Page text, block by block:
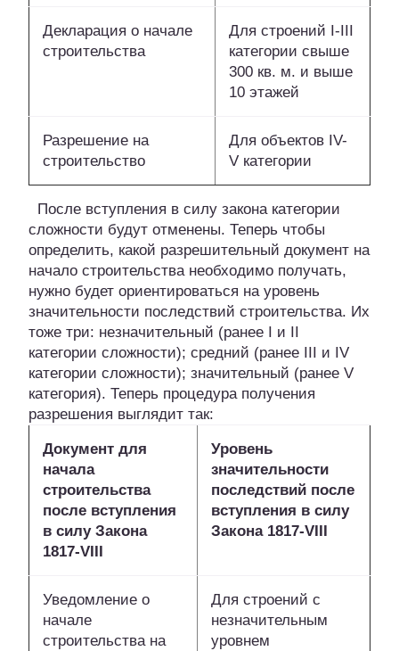
Декларация о начале
строительства
Для строений I-III
категории свыше
300 кв. м. и выше
10 этажей
Разрешение на
строительство
Для объектов IV-
V категории
После вступления в силу закона категории
сложности будут отменены. Теперь чтобы
определить, какой разрешительный документ на
начало строительства необходимо получать,
нужно будет ориентироваться на уровень
значительности последствий строительства. Их
тоже три: незначительный (ранее I и II
категории сложности); средний (ранее III и IV
категории сложности); значительный (ранее V
категория). Теперь процедура получения
разрешения выглядит так:
Документ для
начала
строительства
после вступления
в силу Закона
1817-VIII
Уровень
значительности
последствий после
вступления в силу
Закона 1817-VIII
Уведомление о
начале
строительства на
Для строений с
незначительным
уровнем